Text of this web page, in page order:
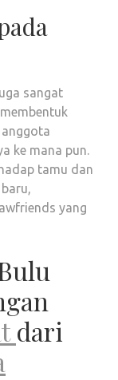
sangat
ke mana pun.
tamu dan
yang
dari